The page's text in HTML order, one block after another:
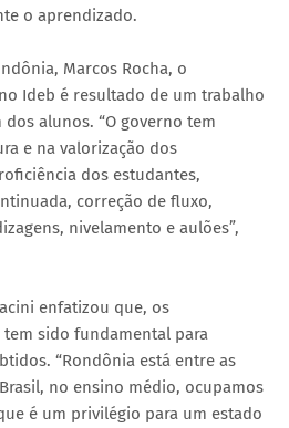
o aprendizado.
Marcos Rocha, o
Ideb é resultado de um trabalho
alunos. “O governo tem
e na valorização dos
dos estudantes,
correção de fluxo,
nivelamento e aulões”,
enfatizou que, os
sido fundamental para
“Rondônia está entre as
no ensino médio, ocupamos
é um privilégio para um estado